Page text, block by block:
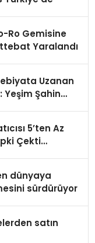
Ro Gemisine
Yaralandı
Uzanan
Yeşim Şahin
5’ten Az
Çekti
dünyaya
sürdürüyor
satın